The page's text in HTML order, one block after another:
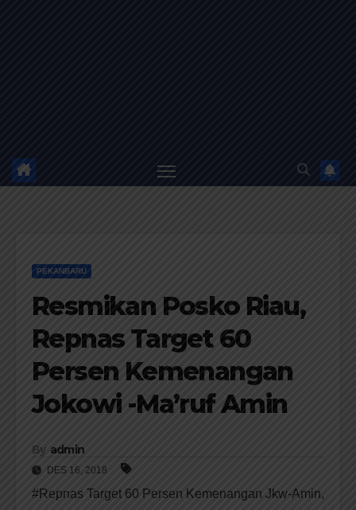
PEKANBARU
Resmikan Posko Riau,
Repnas Target 60
Persen Kemenangan
Jokowi -Ma’ruf Amin
By admin
DES 16, 2018
#Repnas Target 60 Persen Kemenangan Jkw-Amin,